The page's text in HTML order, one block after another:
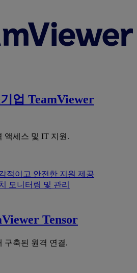
업 TeamViewer
액세스 및 IT 지원.
적이고 안전한 지원 제공
모니터링 및 관리
Tensor
구축된 원격 연결.